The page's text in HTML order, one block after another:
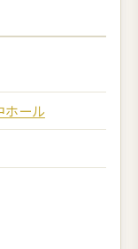
ホール